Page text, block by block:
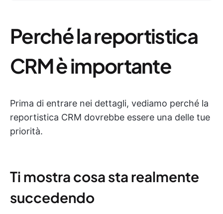
Perché la reportistica
CRM è importante
Prima di entrare nei dettagli, vediamo perché la
reportistica CRM dovrebbe essere una delle tue
priorità.
Ti mostra cosa sta realmente
succedendo